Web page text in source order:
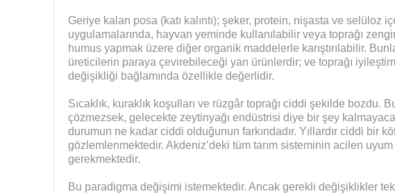
Geriye kalan posa (katı kalıntı); şeker, protein, nişasta ve selüloz
uygulamalarında, hayvan yeminde kullanılabilir veya toprağı
humus yapmak üzere diğer organik maddelerle karıştırılabilir.
üreticilerin paraya çevirebileceği yan ürünlerdir; ve toprağı
değişikliği bağlamında özellikle değerlidir.
Sıcaklık, kuraklık koşulları ve rüzgâr toprağı ciddi şekilde bozdu.
çözmezsek, gelecekte zeytinyağı endüstrisi diye bir şey
durumun ne kadar ciddi olduğunun farkındadır. Yıllardır ciddi bir
gözlemlenmektedir. Akdeniz’deki tüm tarım sisteminin acilen uyum
gerekmektedir.
Bu paradigma değişimi istemektedir. Ancak gerekli değişiklikler tek